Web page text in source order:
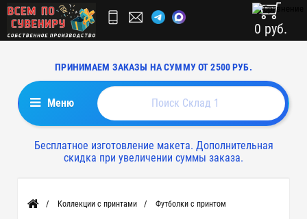
ПРИНИМАЕМ ЗАКАЗЫ НА СУММУ ОТ 2500 РУБ.
0 руб.
Меню
Бесплатное изготовление макета. Дополнительная
скидка при увеличении суммы заказа.
Главная Коллекции с принтами Футболки с принтом